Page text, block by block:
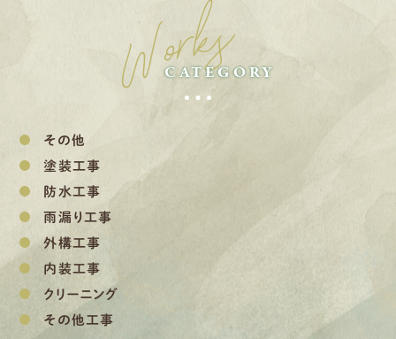
Works
CATEGORY
その他
塗装工事
防水工事
雨漏り工事
外構工事
内装工事
クリーニング
その他工事